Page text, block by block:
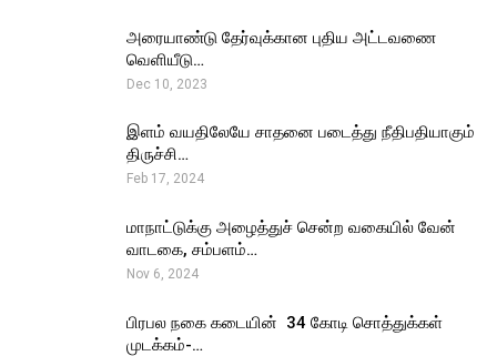
அரையாண்டு தேர்வுக்கான புதிய அட்டவணை
வெளியீடு…
Dec 10, 2023
இளம் வயதிலேயே சாதனை படைத்து நீதிபதியாகும்
திருச்சி…
Feb 17, 2024
மாநாட்டுக்கு அழைத்துச் சென்ற வகையில் வேன்
வாடகை, சம்பளம்…
Nov 6, 2024
பிரபல நகை கடையின் ₹ 34 கோடி சொத்துக்கள்
முடக்கம்-…